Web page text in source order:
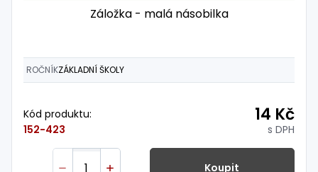
Záložka - malá násobilka
ROČNÍKZÁKLADNÍ ŠKOLY
Kód produktu:
152-423
14 Kč
s DPH
Koupit